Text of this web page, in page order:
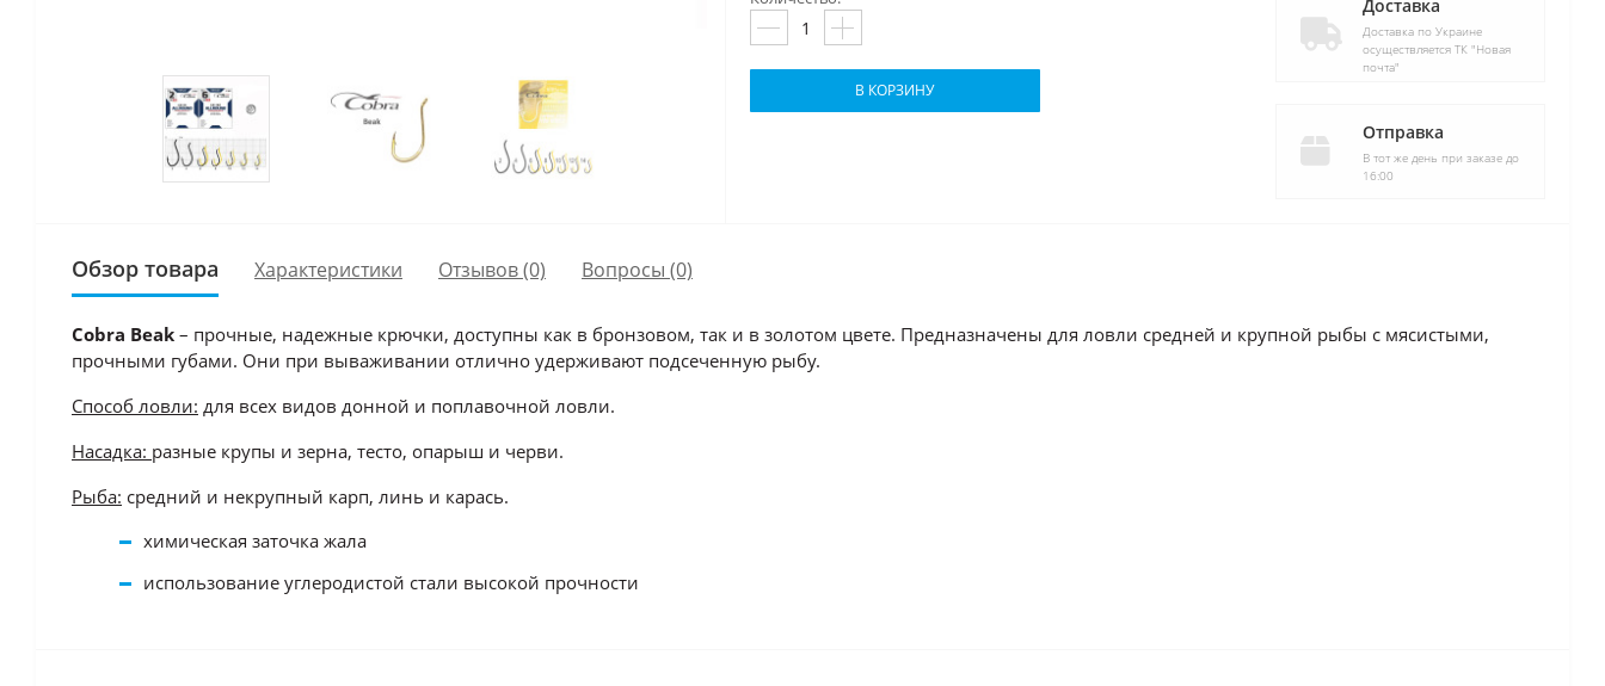
В КОРЗИНУ
Доставка
Доставка по Украине
осуществляется ТК "Новая
почта"
Отправка
В тот же день при заказе до
16:00
Обзор товара Характеристики Отзывов (0) Вопросы (0)
Cobra Beak – прочные, надежные крючки, доступны как в бронзовом, так и в золотом цвете. Предназначены для ловли средней и крупной рыбы с мясистыми,
прочными губами. Они при вываживании отлично удерживают подсеченную рыбу.
Способ ловли: для всех видов донной и поплавочной ловли.
Насадка: разные крупы и зерна, тесто, опарыш и черви.
Рыба: средний и некрупный карп, линь и карась.
химическая заточка жала
использование углеродистой стали высокой прочности